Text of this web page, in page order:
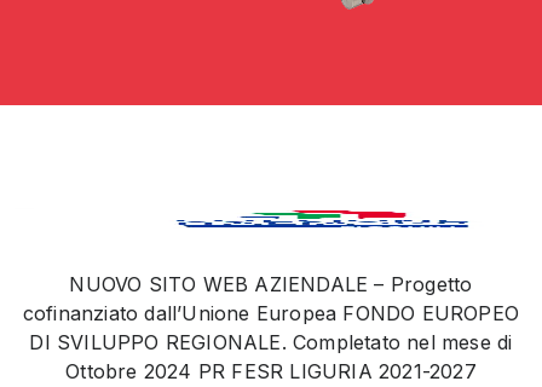
NUOVO SITO WEB AZIENDALE – Progetto
cofinanziato dall’Unione Europea FONDO EUROPEO
DI SVILUPPO REGIONALE. Completato nel mese di
Ottobre 2024 PR FESR LIGURIA 2021-2027